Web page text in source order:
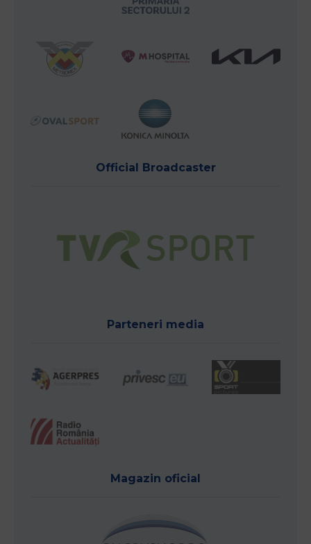
Official Broadcaster
Parteneri media
Magazin oficial